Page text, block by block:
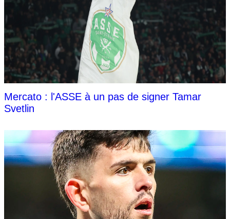
Mercato : l'ASSE à un pas de signer Tamar
Svetlin